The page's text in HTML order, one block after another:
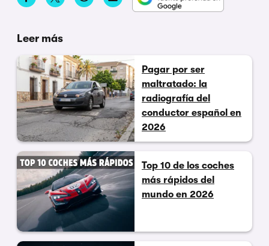
Leer más
Pagar por ser
maltratado: la
radiografía del
conductor español en
2026
Top 10 de los coches
más rápidos del
mundo en 2026